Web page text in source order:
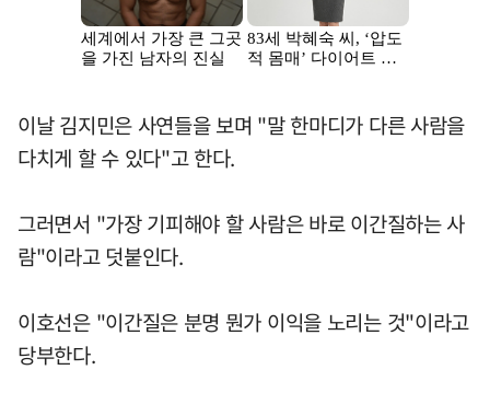
이날 김지민은 사연들을 보며 "말 한마디가 다른 사람을
다치게 할 수 있다"고 한다.
그러면서 "가장 기피해야 할 사람은 바로 이간질하는 사
람"이라고 덧붙인다.
이호선은 "이간질은 분명 뭔가 이익을 노리는 것"이라고
당부한다.